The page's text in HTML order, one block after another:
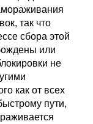
так что
сбора этой
или
не
как от всех
пути,